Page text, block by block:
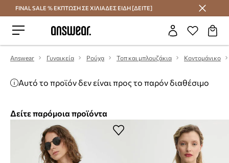
Εξοικονομήστε με το Answear Club
FINAL SALE % ΕΚΠΤΩΣΗ ΣΕ ΧΙΛΙΑΔΕΣ ΕΙΔΗ [ΔΕΙΤΕ]
Answear Γυναικεία Ρούχα Τοπ και μπλουζάκια Κοντομάνικο
Αυτό το προϊόν δεν είναι προς το παρόν διαθέσιμο
Δείτε παρόμοια προϊόντα